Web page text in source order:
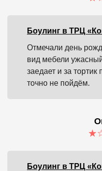
Боулинг в ТРЦ
Отмечали день
вид мебели
заедает и за
точно не пойдём.
Боулинг в ТРЦ